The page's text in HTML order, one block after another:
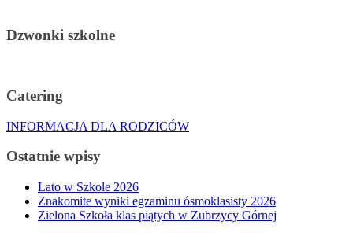
Dzwonki szkolne
Catering
INFORMACJA DLA RODZICÓW
Ostatnie wpisy
Lato w Szkole 2026
Znakomite wyniki egzaminu ósmoklasisty 2026
Zielona Szkoła klas piątych w Zubrzycy Górnej